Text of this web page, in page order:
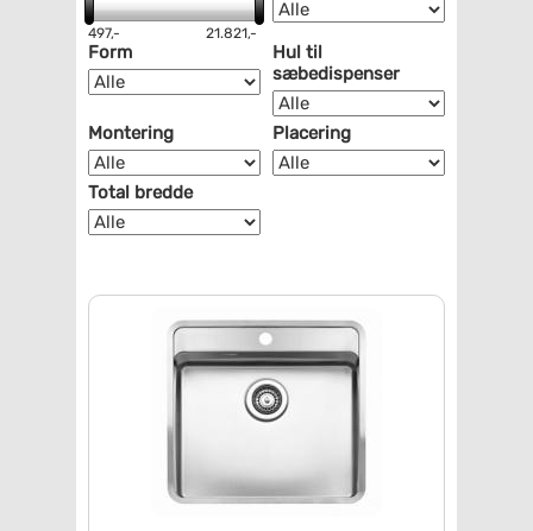
497,- 21.821,-
Form
Hul til
sæbedispenser
Montering Placering
Total bredde